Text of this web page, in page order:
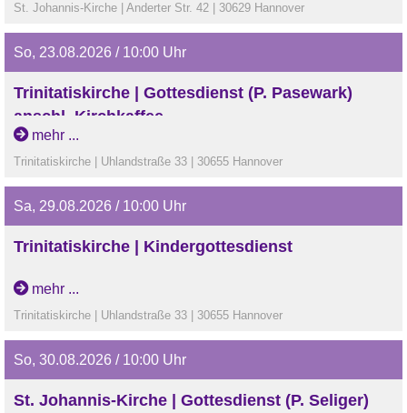
St. Johannis-Kirche | Anderter Str. 42 | 30629 Hannover
So, 23.08.2026 / 10:00 Uhr
Trinitatiskirche | Gottesdienst (P. Pasewark)
anschl. Kirchkaffee
mehr ...
Trinitatiskirche | Uhlandstraße 33 | 30655 Hannover
Sa, 29.08.2026 / 10:00 Uhr
Trinitatiskirche | Kindergottesdienst
mehr ...
Trinitatiskirche | Uhlandstraße 33 | 30655 Hannover
So, 30.08.2026 / 10:00 Uhr
St. Johannis-Kirche | Gottesdienst (P. Seliger)